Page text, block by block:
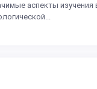
аспекты